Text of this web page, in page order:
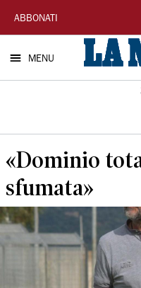
La
Nuova
Sardegna
ABBONATI
MENU
«Dominio
sfumata»